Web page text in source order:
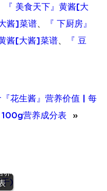
『 美食天下』黄酱[大
酱]菜谱、
『 下厨房』
酱[大酱]菜谱、
『 豆
『花生酱』营养价值 | 每
100g营养成分表
»
养
鹑
价值 |